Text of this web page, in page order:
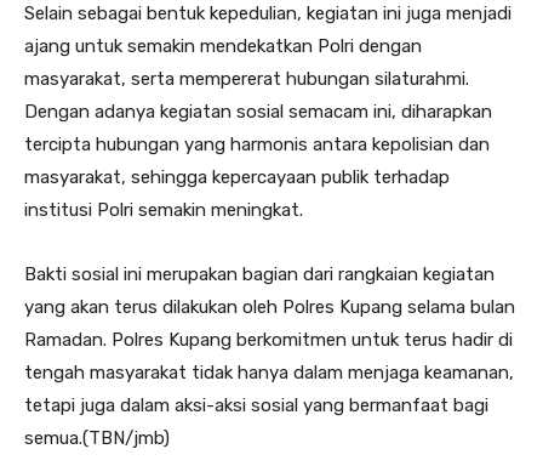
Selain sebagai bentuk kepedulian, kegiatan ini juga menjadi
ajang untuk semakin mendekatkan Polri dengan
masyarakat, serta mempererat hubungan silaturahmi.
Dengan adanya kegiatan sosial semacam ini, diharapkan
tercipta hubungan yang harmonis antara kepolisian dan
masyarakat, sehingga kepercayaan publik terhadap
institusi Polri semakin meningkat.
Bakti sosial ini merupakan bagian dari rangkaian kegiatan
yang akan terus dilakukan oleh Polres Kupang selama bulan
Ramadan. Polres Kupang berkomitmen untuk terus hadir di
tengah masyarakat tidak hanya dalam menjaga keamanan,
tetapi juga dalam aksi-aksi sosial yang bermanfaat bagi
semua.(TBN/jmb)